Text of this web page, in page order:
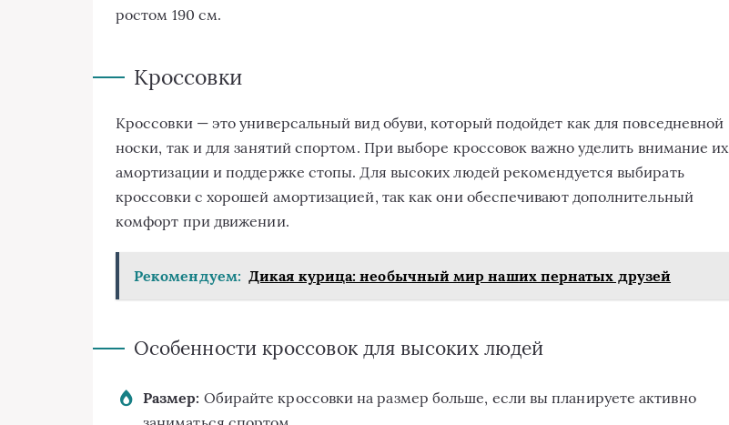
ростом 190 см.
Кроссовки
Кроссовки — это универсальный вид обуви, который подойдет как для повседневной
носки, так и для занятий спортом. При выборе кроссовок важно уделить внимание их
амортизации и поддержке стопы. Для высоких людей рекомендуется выбирать
кроссовки с хорошей амортизацией, так как они обеспечивают дополнительный
комфорт при движении.
Рекомендуем: Дикая курица: необычный мир наших пернатых друзей
Особенности кроссовок для высоких людей
Размер: Обирайте кроссовки на размер больше, если вы планируете активно